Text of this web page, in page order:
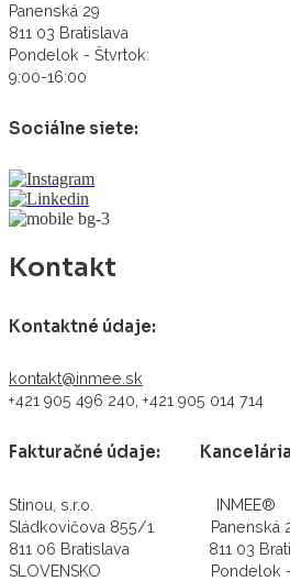
Panenská 29
811 03 Bratislava
Pondelok - Štvrtok:
9:00-16:00
Sociálne siete:
Kontakt
Kontaktné údaje:
kontakt@inmee.sk
+421 905 496 240, +421 905 014 714
Fakturačné údaje:
Stinou, s.r.o. INMEE®
Sládkovičova 855/1 Panenská
811 06 Bratislava 811 03
SLOVENSKO Pondelok -